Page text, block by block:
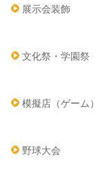
展示会装飾
文化祭・学園祭
模擬店（ゲーム）
野球大会